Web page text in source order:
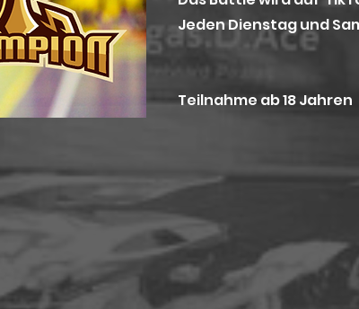
Jeden Dienstag und
Teilnahme ab 18 Jahren